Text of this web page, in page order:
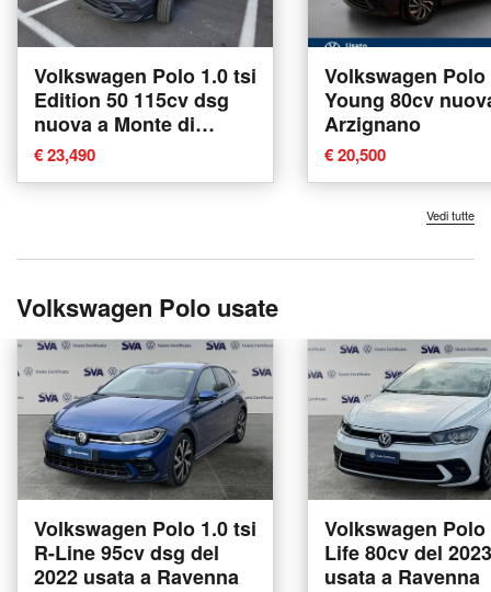
Volkswagen Polo 1.0 tsi
Edition 50 115cv dsg
nuova a Monte di
Procida
€ 23,490
Volkswagen Polo
Young 80cv
Arzignano
€ 20,500
Vedi tutte
Volkswagen Polo usate
Volkswagen Polo 1.0 tsi
R-Line 95cv dsg del
2022 usata a Ravenna
Volkswagen Polo
Life 80cv del 2023
usata a Ravenna